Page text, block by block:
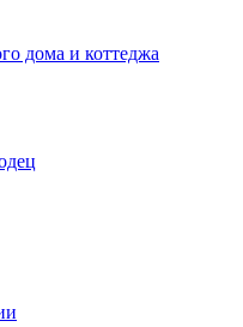
дома и коттеджа